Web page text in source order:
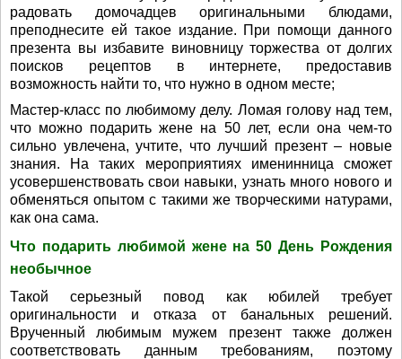
радовать домочадцев оригинальными блюдами,
преподнесите ей такое издание. При помощи данного
презента вы избавите виновницу торжества от долгих
поисков рецептов в интернете, предоставив
возможность найти то, что нужно в одном месте;
Мастер-класс по любимому делу. Ломая голову над тем,
что можно подарить жене на 50 лет, если она чем-то
сильно увлечена, учтите, что лучший презент – новые
знания. На таких мероприятиях именинница сможет
усовершенствовать свои навыки, узнать много нового и
обменяться опытом с такими же творческими натурами,
как она сама.
Что подарить любимой жене на 50 День Рождения
необычное
Такой серьезный повод как юбилей требует
оригинальности и отказа от банальных решений.
Врученный любимым мужем презент также должен
соответствовать данным требованиям, поэтому